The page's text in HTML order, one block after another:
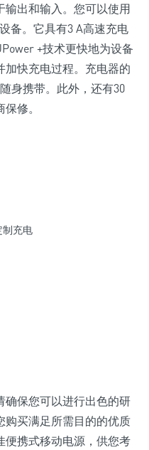
输出和输入。您可以使用
备。它具有3 A高速充电
+技术更快地为设备
加快充电过程。充电器的
身携带。此外，还有30
修。
制充电
确保您可以进行出色的研
购买满足所需目的的优质
便携式移动电源，供您考